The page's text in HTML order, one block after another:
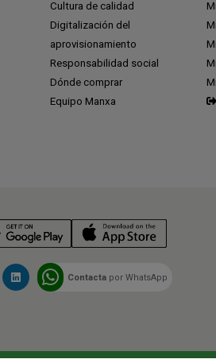
Cultura de calidad
Digitalización del
aprovisionamiento
Responsabilidad social
Dónde comprar
Equipo Manxa
Contacta por WhatsApp